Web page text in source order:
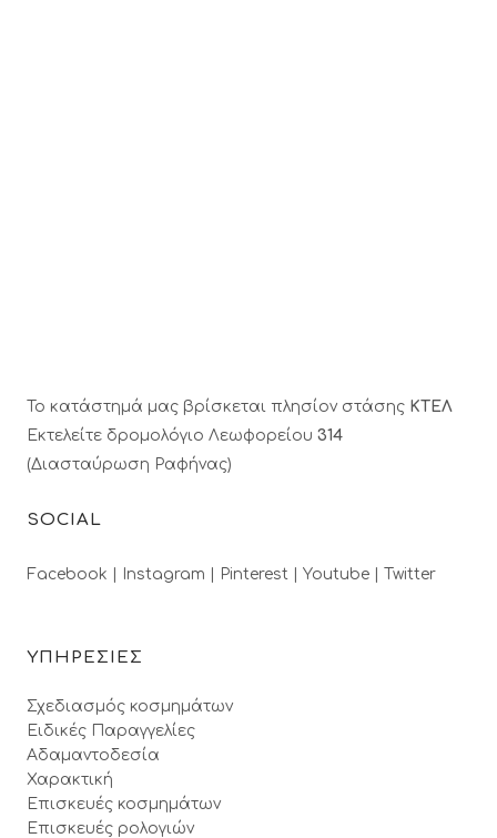
Το κατάστημά μας βρίσκεται πλησίον στάσης ΚΤΕΛ
Εκτελείτε δρομολόγιο Λεωφορείου 314
(Διασταύρωση Ραφήνας)
SOCIAL
Facebook | Instagram | Pinterest | Youtube | Twitter
ΥΠΗΡΕΣΙΕΣ
Σχεδιασμός κοσμημάτων
Ειδικές Παραγγελίες
Αδαμαντοδεσία
Χαρακτική
Επισκευές κοσμημάτων
Επισκευές ρολογιών